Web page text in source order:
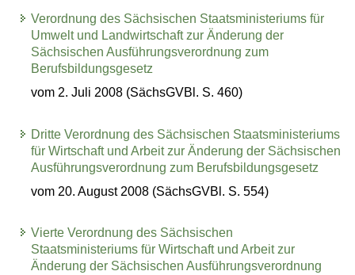
Verordnung des Sächsischen Staatsministeriums für
Umwelt und Landwirtschaft zur Änderung der
Sächsischen Ausführungsverordnung zum
Berufsbildungsgesetz
vom 2. Juli 2008 (SächsGVBl. S. 460)
Dritte Verordnung des Sächsischen Staatsministeriums
für Wirtschaft und Arbeit zur Änderung der Sächsischen
Ausführungsverordnung zum Berufsbildungsgesetz
vom 20. August 2008 (SächsGVBl. S. 554)
Vierte Verordnung des Sächsischen
Staatsministeriums für Wirtschaft und Arbeit zur
Änderung der Sächsischen Ausführungsverordnung